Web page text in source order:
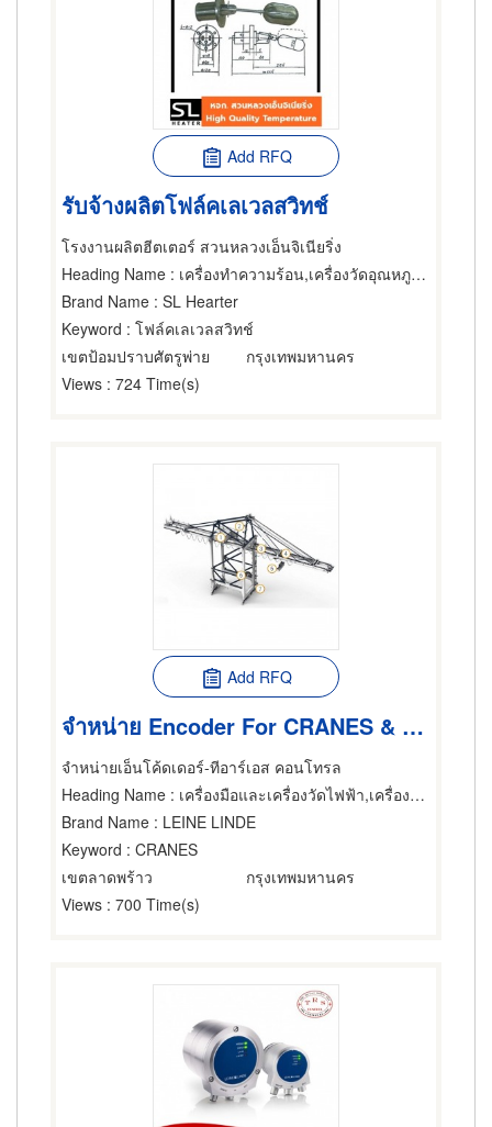
Add RFQ
รับจ้างผลิตโฟล์คเลเวลสวิทช์
โรงงานผลิตฮีตเตอร์ สวนหลวงเอ็นจิเนียริ่ง
Heading Name : เครื่องทำความร้อน,เครื่องวัดอุณหภูมิ,เครื่องมือและเครื่องวัดไฟฟ้า
Brand Name : SL Hearter
Keyword : โฟล์คเลเวลสวิทช์
เขตป้อมปราบศัตรูพ่าย
กรุงเทพมหานคร
Views : 724 Time(s)
Add RFQ
จำหน่าย Encoder For CRANES & PORTS
จำหน่ายเอ็นโค้ดเดอร์-ทีอาร์เอส คอนโทรล
Heading Name : เครื่องมือและเครื่องวัดไฟฟ้า,เครื่องมือและเครื่องวัดอิเล็กทรอนิกส์,เครื่องมือและเครื่องวัดไฟฟ้า
Brand Name : LEINE LINDE
Keyword : CRANES
เขตลาดพร้าว
กรุงเทพมหานคร
Views : 700 Time(s)